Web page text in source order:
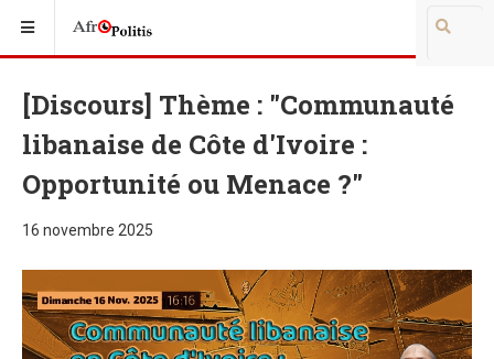
[Discours] Thème : "Communauté
libanaise de Côte d'Ivoire :
Opportunité ou Menace ?"
16 novembre 2025